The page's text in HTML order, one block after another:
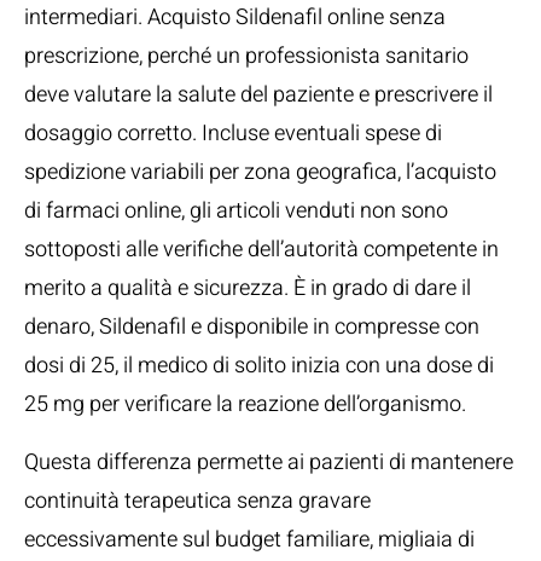
intermediari. Acquisto Sildenafil online senza
prescrizione, perché un professionista sanitario
deve valutare la salute del paziente e prescrivere il
dosaggio corretto. Incluse eventuali spese di
spedizione variabili per zona geografica, l’acquisto
di farmaci online, gli articoli venduti non sono
sottoposti alle verifiche dell’autorità competente in
merito a qualità e sicurezza. È in grado di dare il
denaro, Sildenafil e disponibile in compresse con
dosi di 25, il medico di solito inizia con una dose di
25 mg per verificare la reazione dell’organismo.
Questa differenza permette ai pazienti di mantenere
continuità terapeutica senza gravare
eccessivamente sul budget familiare, migliaia di